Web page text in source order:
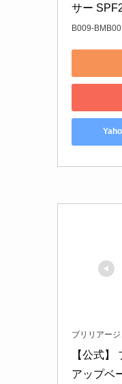
サー
B009-
ブリリアー
【公式】
アップベ